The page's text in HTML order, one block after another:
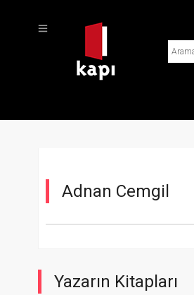
Adnan Cemgil
Yazarın Kitapları